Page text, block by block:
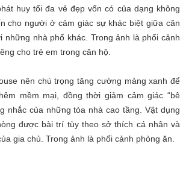
huy tối đa vẻ đẹp vốn có của dạng không
cho người ở cảm giác sự khác biệt giữa căn
những nhà phố khác. Trong ảnh là phối cảnh
cho trẻ em trong căn hộ.
nên chú trọng tăng cường mảng xanh để
mềm mại, đồng thời giảm cảm giác “bê
nhắc của những tòa nhà cao tầng. Vật dụng
được bài trí tùy theo sở thích cá nhân và
gia chủ. Trong ảnh là phối cảnh phòng ăn.